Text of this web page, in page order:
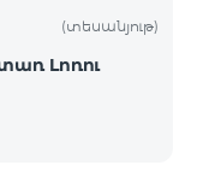
(տեսանյութ)
Լոռու